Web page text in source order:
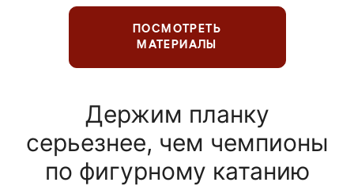
ПОСМОТРЕТЬ
МАТЕРИАЛЫ
Держим планку
серьезнее, чем чемпионы
по фигурному катанию